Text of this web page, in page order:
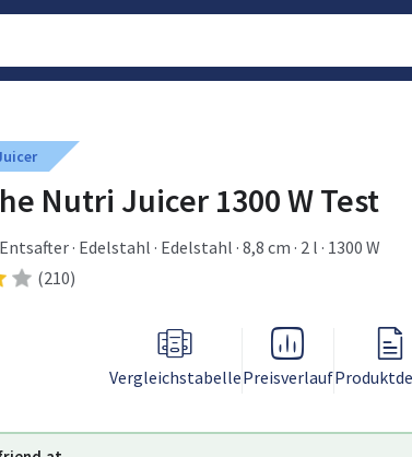
Nutri Juicer 1300 W Test
· Edelstahl · Edelstahl · 8,8 cm · 2 l · 1300 W
(210)
VergleichstabellePreisverlauf